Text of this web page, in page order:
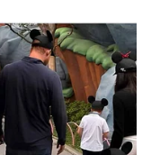
1983.
D. I.
a
and
v. 53, n. 2, p.